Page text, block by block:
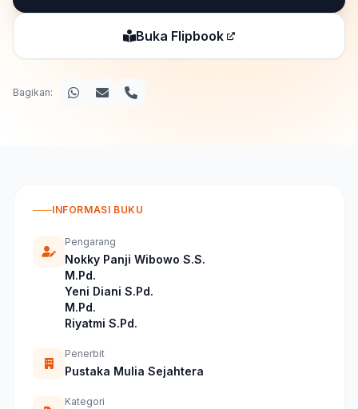
Buka Flipbook
Bagikan:
INFORMASI BUKU
Pengarang
Nokky Panji Wibowo S.S.
M.Pd.
Yeni Diani S.Pd.
M.Pd.
Riyatmi S.Pd.
Penerbit
Pustaka Mulia Sejahtera
Kategori